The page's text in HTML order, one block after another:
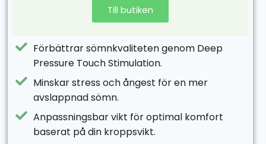
Till butiken
Förbättrar sömnkvaliteten genom Deep
Pressure Touch Stimulation.
Minskar stress och ångest för en mer
avslappnad sömn.
Anpassningsbar vikt för optimal komfort
baserat på din kroppsvikt.